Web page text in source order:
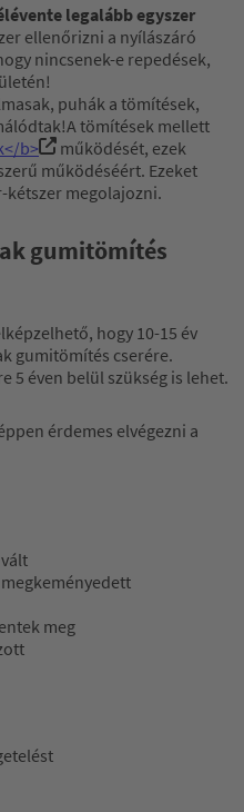
legalább egyszer
ellenőrizni a nyílászáró
nincsenek-e repedések,
puhák a tömítések,
tömítések mellett
b>
működését, ezek
működéséért. Ezeket
kétszer megolajozni.
gumitömítés
hogy 10-15 év
gumitömítés cserére.
5 éven belül szükség is lehet.
érdemes elvégezni a
meg